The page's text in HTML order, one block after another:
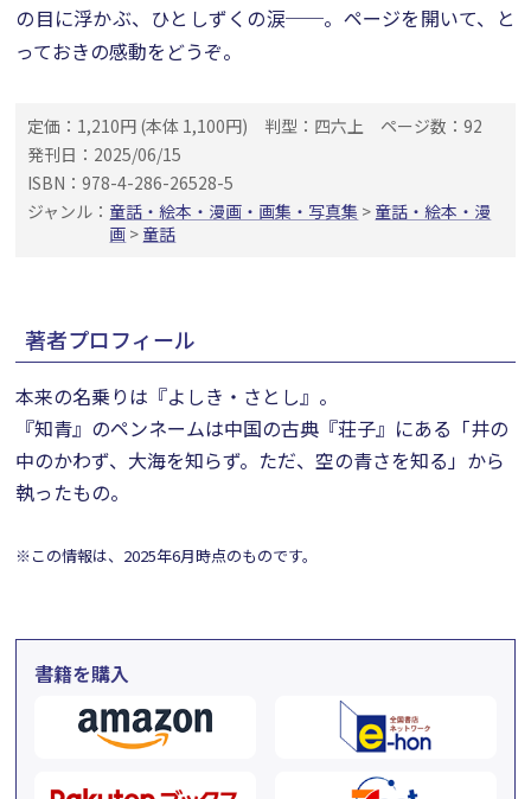
の目に浮かぶ、ひとしずくの涙──。ページを開いて、と
っておきの感動をどうぞ。
定価：1,210円 (本体 1,100円) 判型：四六上
ページ数：92
発刊日：2025/06/15
ISBN：978-4-286-26528-5
ジャンル： 童話・絵本・漫画・画集・写真集 > 童話・絵本・漫
画 > 童話
著者プロフィール
本来の名乗りは『よしき・さとし』。
『知青』のペンネームは中国の古典『荘子』にある「井の
中のかわず、大海を知らず。ただ、空の青さを知る」から
執ったもの。
※この情報は、2025年6月時点のものです。
書籍を購入